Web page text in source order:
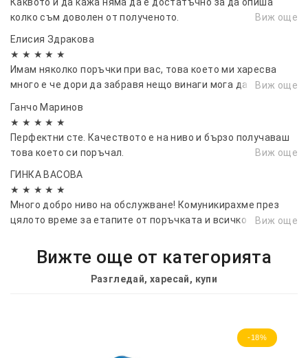
колко съм доволен от полученото.
Виж още
Елисия Здракова
★ ★ ★ ★ ★
Имам няколко поръчки при вас, това което ми харесва
много е че дори да забравя нещо винаги мога да добавя.
висока ниво.
Виж още
Ганчо Маринов
★ ★ ★ ★ ★
Перфектни сте. Качеството е на ниво и бързо получаваш
това което си поръчал.
Виж още
ГИНКА ВАСОВА
★ ★ ★ ★ ★
Много добро ниво на обслужване! Комуникирахме през
цялото време за етапите от поръчката и всичко дойде
Виж още
Вижте още от категорията
Разгледай, харесай, купи
-18%